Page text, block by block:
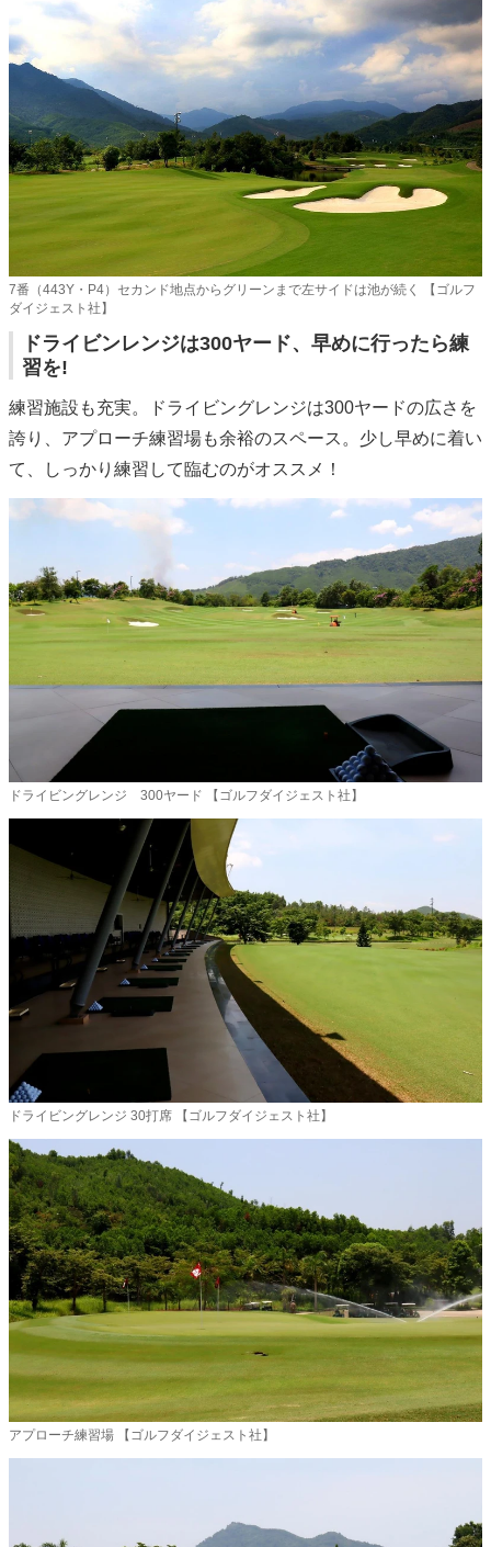
7番（443Y・P4）セカンド地点からグリーンまで左サイドは池が続く 【ゴルフ
ダイジェスト社】
ドライビンレンジは300ヤード、早めに行ったら練
習を!
練習施設も充実。ドライビングレンジは300ヤードの広さを
誇り、アプローチ練習場も余裕のスペース。少し早めに着い
て、しっかり練習して臨むのがオススメ！
ドライビングレンジ 300ヤード 【ゴルフダイジェスト社】
ドライビングレンジ 30打席 【ゴルフダイジェスト社】
アプローチ練習場 【ゴルフダイジェスト社】